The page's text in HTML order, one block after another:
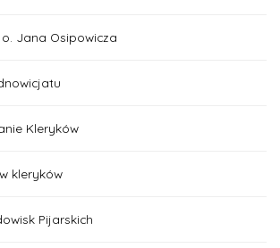
Jana Osipowicza
Kleryków
kleryków
Pijarskich